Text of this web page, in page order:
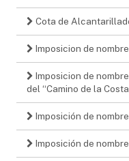
Cota de
Imposicion de
Imposicion de
del “Camino de la
Imposición de
Imposición de